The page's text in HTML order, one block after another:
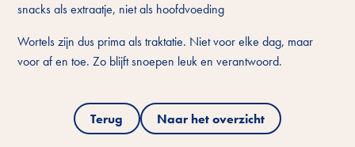
snacks als extraatje, niet als hoofdvoeding
Wortels zijn dus prima als traktatie. Niet voor elke dag, maar
voor af en toe. Zo blijft snoepen leuk en verantwoord.
Terug Naar het overzicht